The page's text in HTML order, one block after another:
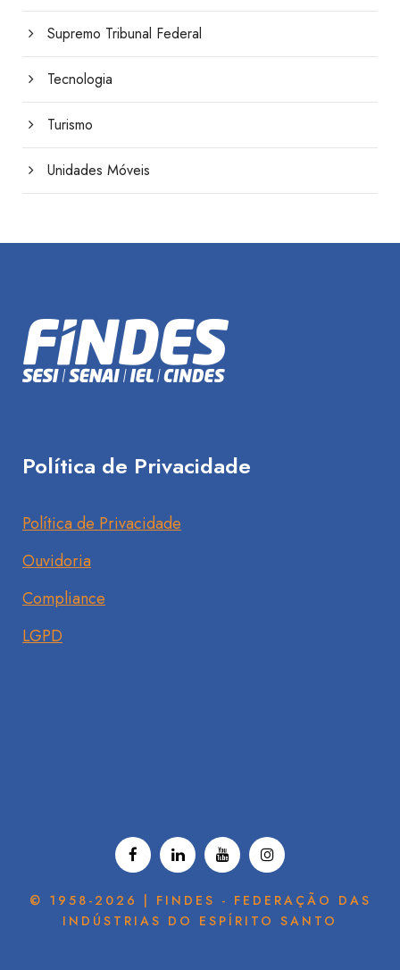
Supremo Tribunal Federal
Tecnologia
Turismo
Unidades Móveis
Política de Privacidade
Política de Privacidade
Ouvidoria
Compliance
LGPD
© 1958-2026 | FINDES - FEDERAÇÃO DAS
INDÚSTRIAS DO ESPÍRITO SANTO